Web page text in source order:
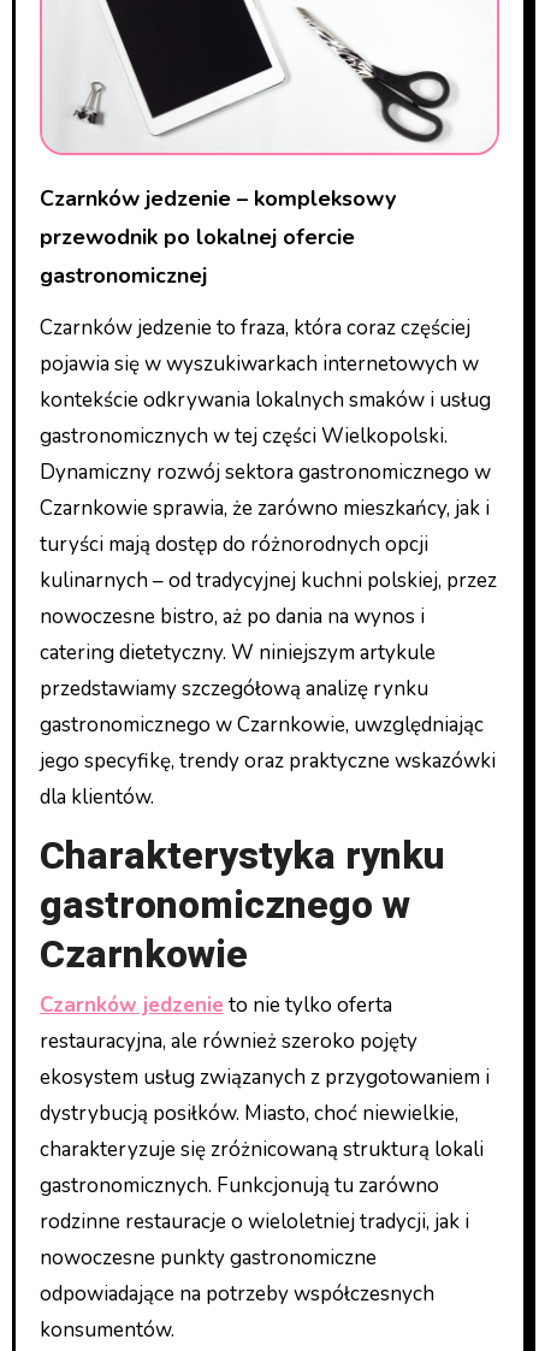
Czarnków jedzenie – kompleksowy
przewodnik po lokalnej ofercie
gastronomicznej
Czarnków jedzenie to fraza, która coraz częściej
pojawia się w wyszukiwarkach internetowych w
kontekście odkrywania lokalnych smaków i usług
gastronomicznych w tej części Wielkopolski.
Dynamiczny rozwój sektora gastronomicznego w
Czarnkowie sprawia, że zarówno mieszkańcy, jak i
turyści mają dostęp do różnorodnych opcji
kulinarnych – od tradycyjnej kuchni polskiej, przez
nowoczesne bistro, aż po dania na wynos i
catering dietetyczny. W niniejszym artykule
przedstawiamy szczegółową analizę rynku
gastronomicznego w Czarnkowie, uwzględniając
jego specyfikę, trendy oraz praktyczne wskazówki
dla klientów.
Charakterystyka rynku
gastronomicznego w
Czarnkowie
Czarnków jedzenie to nie tylko oferta
restauracyjna, ale również szeroko pojęty
ekosystem usług związanych z przygotowaniem i
dystrybucją posiłków. Miasto, choć niewielkie,
charakteryzuje się zróżnicowaną strukturą lokali
gastronomicznych. Funkcjonują tu zarówno
rodzinne restauracje o wieloletniej tradycji, jak i
nowoczesne punkty gastronomiczne
odpowiadające na potrzeby współczesnych
konsumentów.